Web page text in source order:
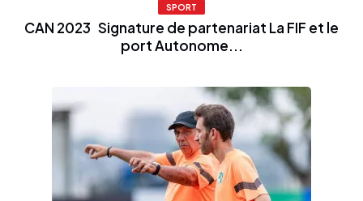
SPORT
CAN 2023 Signature de partenariat La FIF et le
port Autonome...